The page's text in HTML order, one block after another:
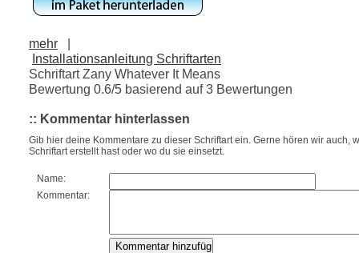
mehr
|
Installationsanleitung Schriftarten
Schriftart Zany Whatever It Means
Bewertung 0.6/5 basierend auf3 Bewertungen
:: Kommentar hinterlassen
Gib hier deine Kommentare zu dieser Schriftart ein. Gerne hören wir auch,
Schriftart erstellt hast oder wo du sie einsetzt.
Name:
Kommentar: